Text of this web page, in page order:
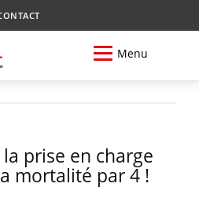
Menu
prise en charge
mortalité par 4 !